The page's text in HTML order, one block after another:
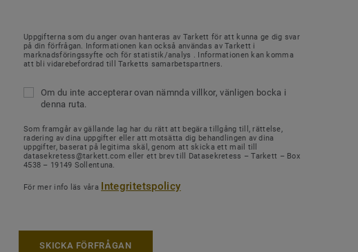
Uppgifterna som du anger ovan hanteras av Tarkett för att kunna ge dig svar
på din förfrågan. Informationen kan också användas av Tarkett i
marknadsföringssyfte och för statistik/analys . Informationen kan komma
att bli vidarebefordrad till Tarketts samarbetspartners.
Om du inte accepterar ovan nämnda villkor, vänligen bocka i
denna ruta.
Som framgår av gällande lag har du rätt att begära tillgång till, rättelse,
radering av dina uppgifter eller att motsätta dig behandlingen av dina
uppgifter, baserat på legitima skäl, genom att skicka ett mail till
datasekretess@tarkett.com eller ett brev till Datasekretess – Tarkett – Box
4538 – 19149 Sollentuna.
För mer info läs våra Integritetspolicy
SKICKA FÖRFRÅGAN